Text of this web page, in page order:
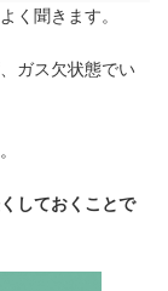
く聞きます。
ガス欠状態でい
しておくことで